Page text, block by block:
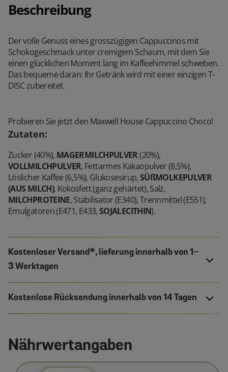
Beschreibung
Der volle Genuss eines grosszügigen Cappuccinos mit
Schokogeschmack unter cremigem Schaum, mit dem Sie
einen glücklichen Moment lang im Kaffeehimmel schweben.
Das bequeme daran: Ihr Getränk wird mit einer einzigen T-
DISC zubereitet.
Probieren Sie jetzt den Maxwell House Cappuccino Choco!
Zutaten:
Zucker (40%), MAGERMILCHPULVER(20%),
VOLLMILCHPULVER, Fettarmes Kakaopulver (8,5%),
Löslicher Kaffee (6,5%), Glukosesirup,SÜßMOLKEPULVER
(AUS MILCH), Kokosfett (ganz gehärtet), Salz,
MILCHPROTEINE, Stabilisator (E340), Trennmittel (E551),
Emulgatoren (E471, E433,SOJALECITHIN).
Kostenloser Versand*, lieferung innerhalb von 1-
3 Werktagen
Kostenlose Rücksendung innerhalb von 14 Tagen
Nährwertangaben